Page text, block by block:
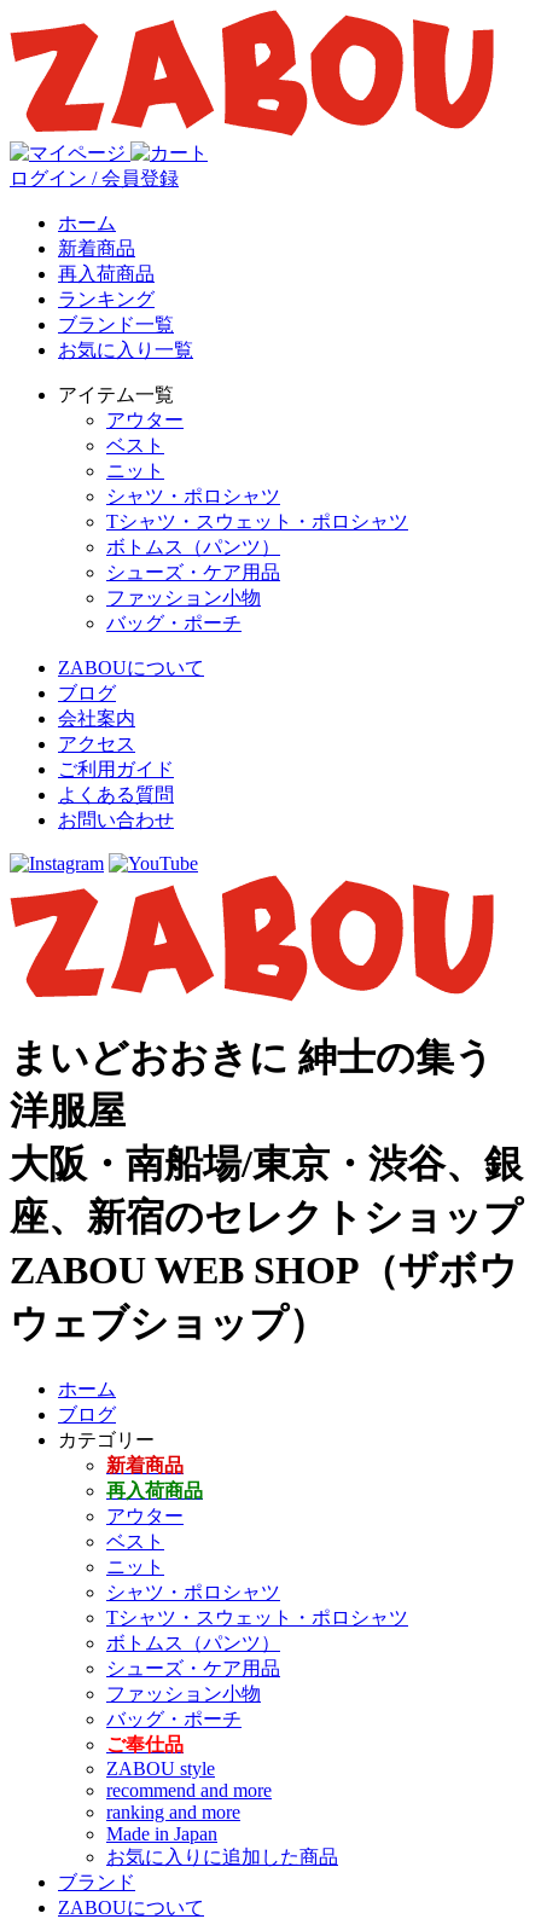
ログイン / 会員登録
ホーム
新着商品
再入荷商品
ランキング
ブランド一覧
お気に入り一覧
アイテム一覧
アウター
ベスト
ニット
シャツ・ポロシャツ
Tシャツ・スウェット・ポロシャツ
ボトムス（パンツ）
シューズ・ケア用品
ファッション小物
バッグ・ポーチ
ZABOUについて
ブログ
会社案内
アクセス
ご利用ガイド
よくある質問
お問い合わせ
まいどおおきに 紳士の集う
洋服屋
大阪・南船場/東京・渋谷、銀
座、新宿のセレクトショップ
ZABOU WEB SHOP（ザボウ
ウェブショップ）
ホーム
ブログ
カテゴリー
新着商品
再入荷商品
アウター
ベスト
ニット
シャツ・ポロシャツ
Tシャツ・スウェット・ポロシャツ
ボトムス（パンツ）
シューズ・ケア用品
ファッション小物
バッグ・ポーチ
ご奉仕品
ZABOU style
recommend and more
ranking and more
Made in Japan
お気に入りに追加した商品
ブランド
ZABOUについて